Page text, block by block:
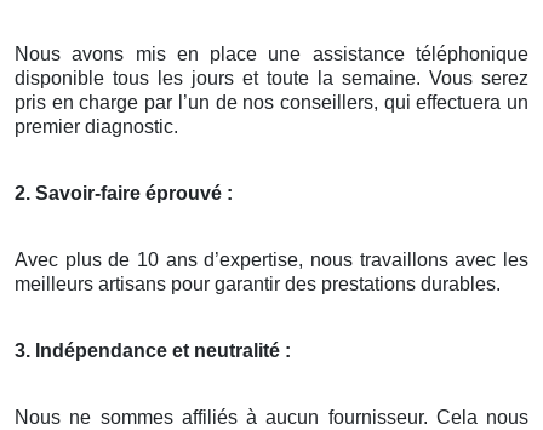
Nous avons mis en place une assistance téléphonique
disponible tous les jours et toute la semaine. Vous serez
pris en charge par l’un de nos conseillers, qui effectuera un
premier diagnostic.
2. Savoir-faire éprouvé :
Avec plus de 10 ans d’expertise, nous travaillons avec les
meilleurs artisans pour garantir des prestations durables.
3. Indépendance et neutralité :
Nous ne sommes affiliés à aucun fournisseur. Cela nous